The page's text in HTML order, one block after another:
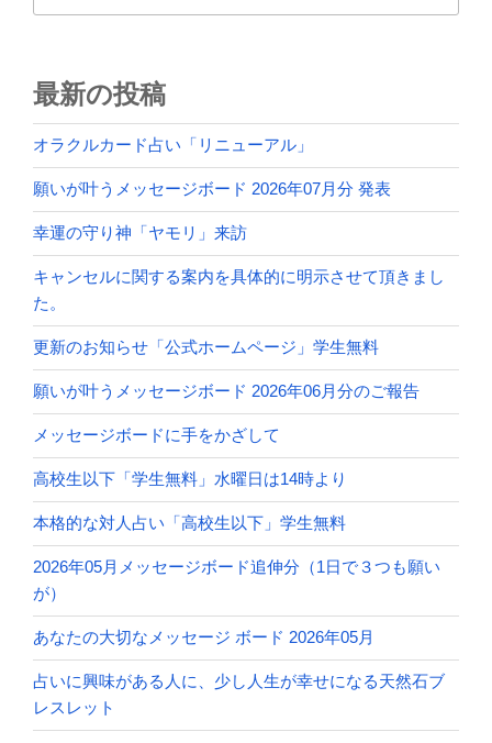
最新の投稿
オラクルカード占い「リニューアル」
願いが叶うメッセージボード 2026年07月分 発表
幸運の守り神「ヤモリ」来訪
キャンセルに関する案内を具体的に明示させて頂きまし
た。
更新のお知らせ「公式ホームページ」学生無料
願いが叶うメッセージボード 2026年06月分のご報告
メッセージボードに手をかざして
高校生以下「学生無料」水曜日は14時より
本格的な対人占い「高校生以下」学生無料
2026年05月メッセージボード追伸分（1日で３つも願い
が）
あなたの大切なメッセージ ボード 2026年05月
占いに興味がある人に、少し人生が幸せになる天然石ブ
レスレット